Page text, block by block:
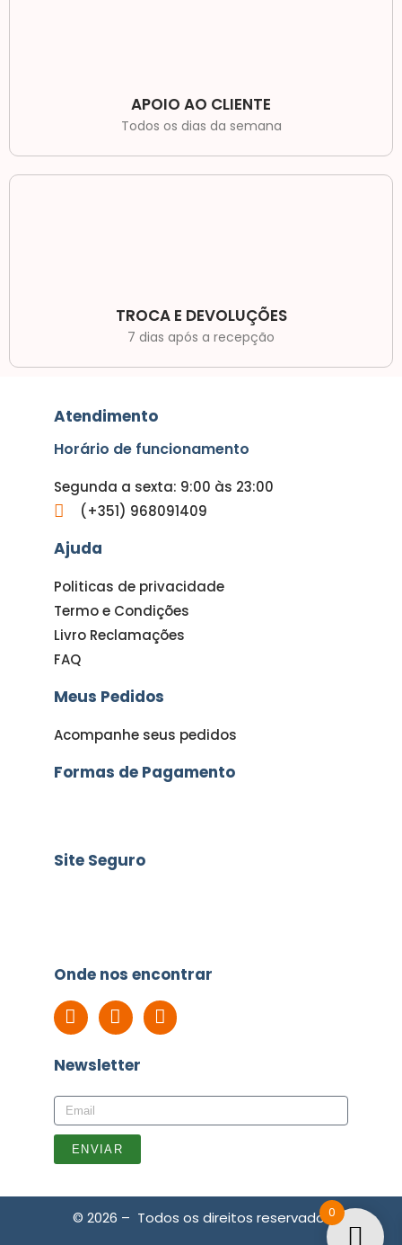
APOIO AO CLIENTE
Todos os dias da semana
TROCA E DEVOLUÇÕES
7 dias após a recepção
Atendimento
Horário de funcionamento
Segunda a sexta: 9:00 às 23:00
(+351) 968091409
Ajuda
Politicas de privacidade
Termo e Condições
Livro Reclamações
FAQ
Meus Pedidos
Acompanhe seus pedidos
Formas de Pagamento
Site Seguro
Onde nos encontrar
Newsletter
ENVIAR
© 2026 – Todos os direitos reservados0